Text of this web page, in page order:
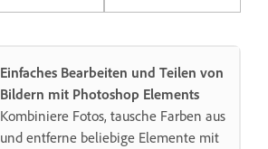
Einfaches Bearbeiten und Teilen von
Bildern mit Photoshop Elements
Kombiniere Fotos, tausche Farben aus
und entferne beliebige Elemente mit